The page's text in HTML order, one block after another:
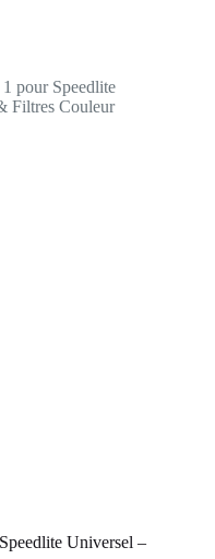
Universel –